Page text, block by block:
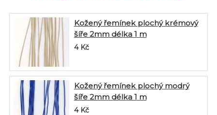
Kožený řemínek plochý krémový
šíře 2mm délka 1 m
4 Kč
Kožený řemínek plochý modrý
šíře 2mm délka 1 m
4 Kč